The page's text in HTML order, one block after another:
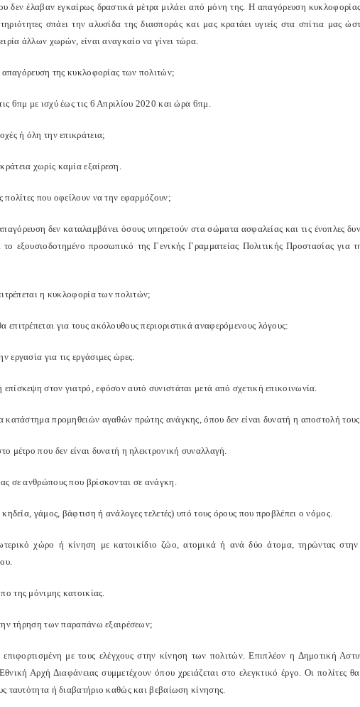
έλαβαν εγκαίρως δραστικά μέτρα μιλάει από μόνη της. Η απαγόρευση κυκλοφορίας
σπάει την αλυσίδα της διασποράς και μας κρατάει υγιείς στα σπίτια μας
άλλων χωρών, είναι αναγκαίο να γίνει τώρα.
απαγόρευση της κυκλοφορίας των πολιτών;
6πμ με ισχύ έως τις 6 Απριλίου 2020 και ώρα 6πμ.
ή όλη την επικράτεια;
χωρίς καμία εξαίρεση.
πολίτες που οφείλουν να την εφαρμόζουν;
δεν καταλαμβάνει όσους υπηρετούν στα σώματα ασφαλείας και τις ένοπλες
εξουσιοδοτημένο προσωπικό της Γενικής Γραμματείας Πολιτικής Προστασίας
η κυκλοφορία των πολιτών;
για τους ακόλουθους περιοριστικά αναφερόμενους λόγους:
για τις εργάσιμες ώρες.
στον γιατρό, εφόσον αυτό συνιστάται μετά από σχετική επικοινωνία.
κατάστημα προμηθειών αγαθών πρώτης ανάγκης, όπου δεν είναι δυνατή η αποστολή
μέτρο που δεν είναι δυνατή η ηλεκτρονική συναλλαγή.
σε ανθρώπους που βρίσκονται σε ανάγκη.
γάμος, βάφτιση ή ανάλογες τελετές) υπό τους όρους που προβλέπει ο νόμος.
χώρο ή κίνηση με κατοικίδιο ζώο, ατομικά ή ανά δύο άτομα, τηρώντας στην
της μόνιμης κατοικίας.
τήρηση των παραπάνω εξαιρέσεων;
επιφορτισμένη με τους ελέγχους στην κίνηση των πολιτών. Επιπλέον η Δημοτική
Αρχή Διαφάνειας συμμετέχουν όπου χρειάζεται στο ελεγκτικό έργο. Οι πολίτες
ταυτότητα ή διαβατήριο καθώς και βεβαίωση κίνησης.